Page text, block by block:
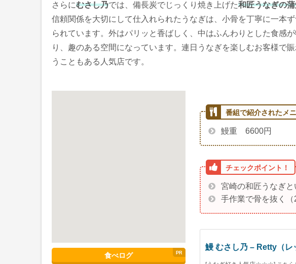
さらにむさし乃では、備長炭でじっくり焼き上げた和匠うなぎの
信頼関係を大切にして仕入れられたうなぎは、小骨を丁寧に一本
られています。外はパリッと香ばしく、中はふんわりとした食感
り、趣のある空間になっています。連日うなぎを楽しむお客様で
うこともある人気店です。
食べログ
鰻重 6600円
宮崎の和匠うなぎ
手作業で骨を抜く（
鰻 むさし乃 – Retty（レ